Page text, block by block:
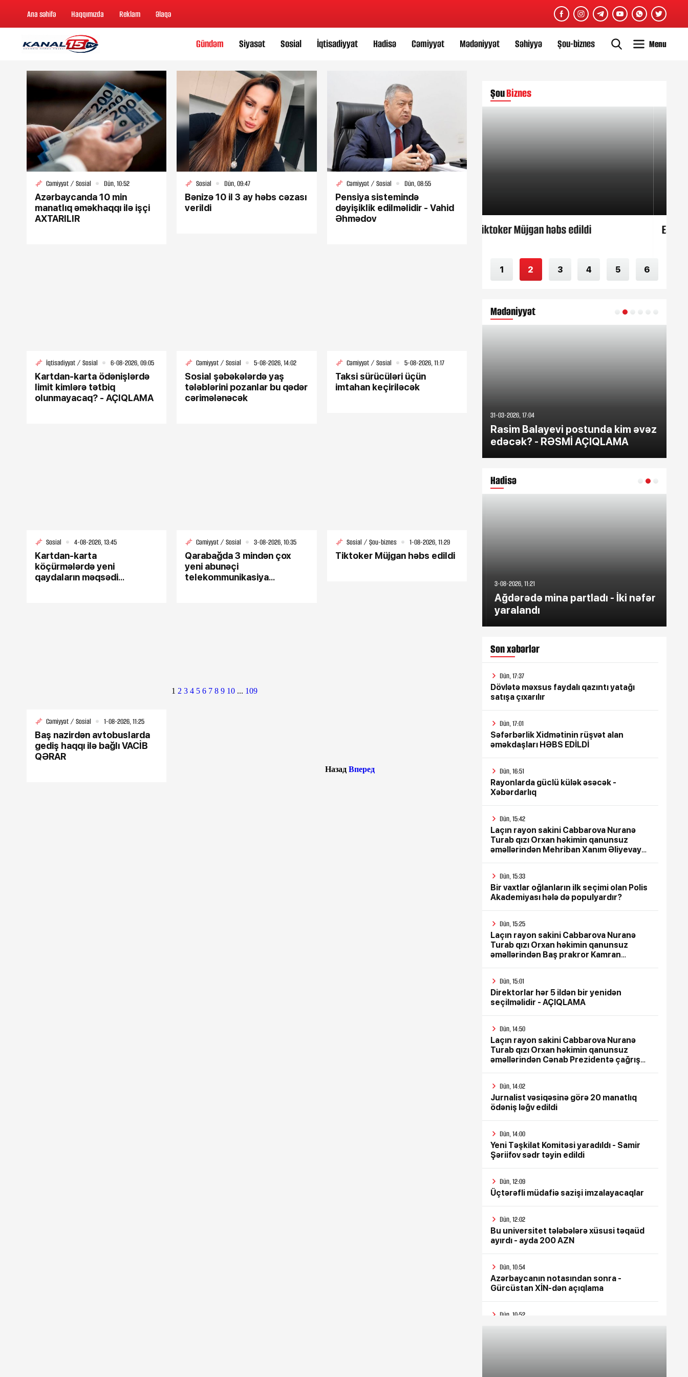
Ana səhifə Haqqımızda Reklam Əlaqə
Gündəm Siyasət Sosial İqtisadiyyat Hadisə Cəmiyyət Mədəniyyət Səhiyyə Şou-biznes Menu
Cəmiyyət / Sosial Dün, 10:52
Azərbaycanda 10 min
manatlıq əməkhaqqı ilə işçi
AXTARILIR
Sosial Dün, 09:47
Bənizə 10 il 3 ay həbs cəzası
verildi
Cəmiyyət / Sosial Dün, 08:55
Pensiya sistemində
dəyişiklik edilməlidir - Vahid
Əhmədov
İqtisadiyyat / Sosial 6-08-2026, 09:05
Kartdan-karta ödənişlərdə
limit kimlərə tətbiq
olunmayacaq? - AÇIQLAMA
Cəmiyyət / Sosial 5-08-2026, 14:02
Sosial şəbəkələrdə yaş
tələblərini pozanlar bu qədər
cərimələnəcək
Cəmiyyət / Sosial 5-08-2026, 11:17
Taksi sürücüləri üçün
imtahan keçiriləcək
Sosial 4-08-2026, 13:45
Kartdan-karta
köçürmələrdə yeni
qaydaların məqsədi
Cəmiyyət / Sosial 3-08-2026, 10:35
Qarabağda 3 mindən çox
yeni abunəçi
telekommunikasiya
Sosial / Şou-biznes 1-08-2026, 11:29
Tiktoker Müjgan həbs edildi
Cəmiyyət / Sosial 1-08-2026, 11:25
Baş nazirdən avtobuslarda
gediş haqqı ilə bağlı VACİB
QƏRAR
1 2 3 4 5 6 7 8 9 10 ... 109
Назад Вперед
ŞouBiznes
Estetiksiz qadın, yoxsa təbii
1 2 3 4 5 6
Mədəniyyət
31-03-2026, 17:04
Rasim Balayevi postunda kim əvəz
edəcək? - RƏSMİ AÇIQLAMA
Hadisə
3-08-2026, 10:34 3-08-2026, 11:21
Ağdərədə mina partladı - İki nəfər
yaralandı
Son xəbərlər
Dün, 17:37
Dövlətə məxsus faydalı qazıntı yatağı
satışa çıxarılır
Dün, 17:01
Səfərbərlik Xidmətinin rüşvət alan
əməkdaşları HƏBS EDİLDİ
Dün, 16:51
Rayonlarda güclü külək əsəcək -
Xəbərdarlıq
Dün, 15:42
Laçın rayon sakini Cabbarova Nuranə
Turab qızı Orxan həkimin qanunsuz
əməllərindən Mehriban Xanım Əliyevaya
Dün, 15:33
Bir vaxtlar oğlanların ilk seçimi olan Polis
Akademiyası hələ də populyardır?
Dün, 15:25
Laçın rayon sakini Cabbarova Nuranə
Turab qızı Orxan həkimin qanunsuz
əməllərindən Baş prakror Kamran
Dün, 15:01
Direktorlar hər 5 ildən bir yenidən
seçilməlidir - AÇIQLAMA
Dün, 14:50
Laçın rayon sakini Cabbarova Nuranə
Turab qızı Orxan həkimin qanunsuz
əməllərindən Cənab Prezidentə çağrış
Dün, 14:02
Jurnalist vəsiqəsinə görə 20 manatlıq
ödəniş ləğv edildi
Dün, 14:00
Yeni Təşkilat Komitəsi yaradıldı - Samir
Şəriifov sədr təyin edildi
Dün, 12:09
Üçtərəfli müdafiə sazişi imzalayacaqlar
Dün, 12:02
Bu universitet tələbələrə xüsusi təqaüd
ayırdı - ayda 200 AZN
Dün, 10:54
Azərbaycanın notasından sonra -
Gürcüstan XİN-dən açıqlama
Dün, 10:52